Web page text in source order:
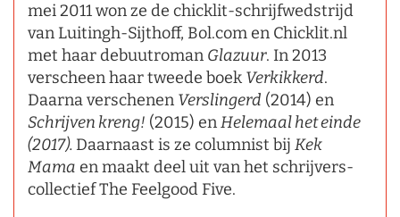
mei 2011 won ze de chicklit-schrijfwedstrijd
van Luitingh-Sijthoff, Bol.com en Chicklit.nl
met haar debuutroman Glazuur. In 2013
verscheen haar tweede boek Verkikkerd.
Daarna verschenen Verslingerd (2014) en
Schrijven kreng! (2015) enHelemaal het einde
(2017). Daarnaast is ze columnist bij Kek
Mama en maakt deel uit van het schrijvers-
collectief The Feelgood Five.